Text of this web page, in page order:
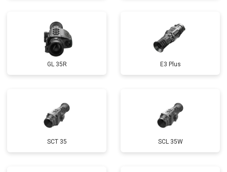
GL 35R E3 Plus
SCT 35 SCL 35W